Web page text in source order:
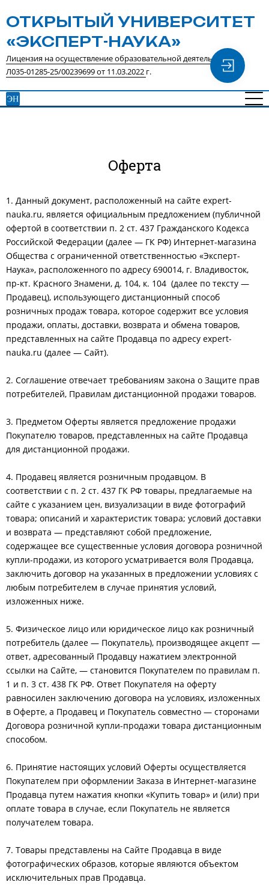
ОТКРЫТЫЙ УНИВЕРСИТЕТ
«ЭКСПЕРТ-НАУКА»
Лицензия на осуществление образовательной деятельности №
Л035-01285-25/00239699 от 11.03.2022 г.
Оферта
1. Данный документ, расположенный на сайте expert-
nauka.ru, является официальным предложением (публичной
офертой в соответствии п. 2 ст. 437 Гражданского Кодекса
Российской Федерации (далее — ГК РФ) Интернет-магазина
Общества с ограниченной ответственностью «Эксперт-
Наука», расположенного по адресу 690014, г. Владивосток,
пр-кт. Красного Знамени, д. 104, к. 104 (далее по тексту —
Продавец), использующего дистанционный способ
розничных продаж товара, которое содержит все условия
продажи, оплаты, доставки, возврата и обмена товаров,
представленных на сайте Продавца по адресу expert-
nauka.ru (далее — Сайт).
2. Соглашение отвечает требованиям закона о Защите прав
потребителей, Правилам дистанционной продажи товаров.
3. Предметом Оферты является предложение продажи
Покупателю товаров, представленных на сайте Продавца
для дистанционной продажи.
4. Продавец является розничным продавцом. В
соответствии с п. 2 ст. 437 ГК РФ товары, предлагаемые на
сайте с указанием цен, визуализации в виде фотографий
товара; описаний и характеристик товара; условий доставки
и возврата — представляют собой предложение,
содержащее все существенные условия договора розничной
купли-продажи, из которого усматривается воля Продавца,
заключить договор на указанных в предложении условиях с
любым потребителем в случае принятия условий,
изложенных ниже.
5. Физическое лицо или юридическое лицо как розничный
потребитель (далее — Покупатель), производящее акцепт —
ответ, адресованный Продавцу нажатием электронной
ссылки на Сайте, — становится Покупателем по правилам п.
1 и п. 3 ст. 438 ГК РФ. Ответ Покупателя на оферту
равносилен заключению договора на условиях, изложенных
в Оферте, а Продавец и Покупатель совместно — сторонами
Договора розничной купли-продажи товара дистанционным
способом.
6. Принятие настоящих условий Оферты осуществляется
Покупателем при оформлении Заказа в Интернет-магазине
Продавца путем нажатия кнопки «Купить товар» и (или) при
оплате товара в случае, если Покупатель не является
получателем товара.
7. Товары представлены на Сайте Продавца в виде
фотографических образов, которые являются объектом
исключительных прав Продавца.